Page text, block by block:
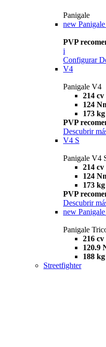
Panigale
new
PVP
i
Configurar
V4
Panigale V4
214 cv
124
173 kg
PVP
Descubrir
V4 S
Panigale V4
214 cv
124
173 kg
PVP
Descubrir
new
Panigale
216 cv
120.9
188 kg
Streetfighter